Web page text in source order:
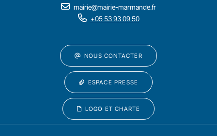
mairie@mairie-marmande.fr
+05 53 93 09 50
NOUS CONTACTER
ESPACE PRESSE
LOGO ET CHARTE